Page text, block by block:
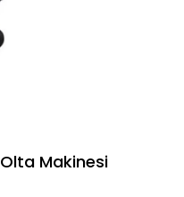
Makinesi